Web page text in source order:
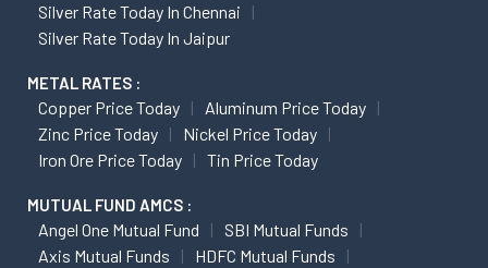
Silver Rate Today In Chennai
Silver Rate Today In Jaipur
METAL RATES :
Copper Price Today
Aluminum Price Today
Zinc Price Today
Nickel Price Today
Iron Ore Price Today
Tin Price Today
MUTUAL FUND AMCS :
Angel One Mutual Fund
SBI Mutual Funds
Axis Mutual Funds
HDFC Mutual Funds